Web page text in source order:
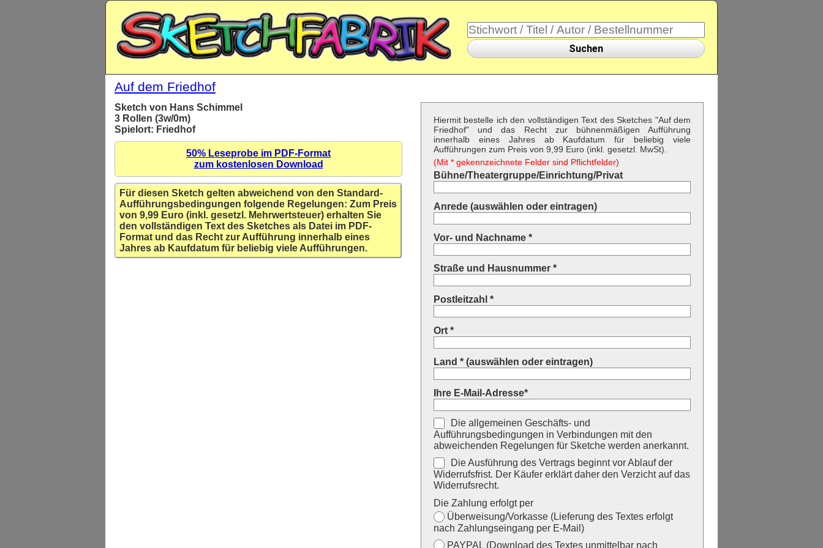
Suchen
Auf dem Friedhof
Sketch von Hans Schimmel
3 Rollen (3w/0m)
Spielort: Friedhof
50% Leseprobe im PDF-Format
zum kostenlosen Download
Für diesen Sketch gelten abweichend von den Standard-
Aufführungsbedingungen folgende Regelungen: Zum Preis
von 9,99 Euro (inkl. gesetzl. Mehrwertsteuer) erhalten Sie
den vollständigen Text des Sketches als Datei im PDF-
Format und das Recht zur Aufführung innerhalb eines
Jahres ab Kaufdatum für beliebig viele Aufführungen.
Hiermit bestelle ich den vollständigen Text des Sketches "Auf dem
Friedhof" und das Recht zur bühnenmäßigen Aufführung
innerhalb eines Jahres ab Kaufdatum für beliebig viele
Aufführungen zum Preis von 9,99 Euro (inkl. gesetzl. MwSt).
(Mit * gekennzeichnete Felder sind Pflichtfelder)
Bühne/Theatergruppe/Einrichtung/Privat
Anrede (auswählen oder eintragen)
Vor- und Nachname *
Straße und Hausnummer *
Postleitzahl *
Ort *
Land * (auswählen oder eintragen)
Ihre E-Mail-Adresse*
Die allgemeinen Geschäfts- und
Aufführungsbedingungen in Verbindungen mit den
abweichenden Regelungen für Sketche werden anerkannt.
Die Ausführung des Vertrags beginnt vor Ablauf der
Widerrufsfrist. Der Käufer erklärt daher den Verzicht auf das
Widerrufsrecht.
Die Zahlung erfolgt per
Überweisung/Vorkasse (Lieferung des Textes erfolgt
nach Zahlungseingang per E-Mail)
PAYPAL (Download des Textes unmittelbar nach